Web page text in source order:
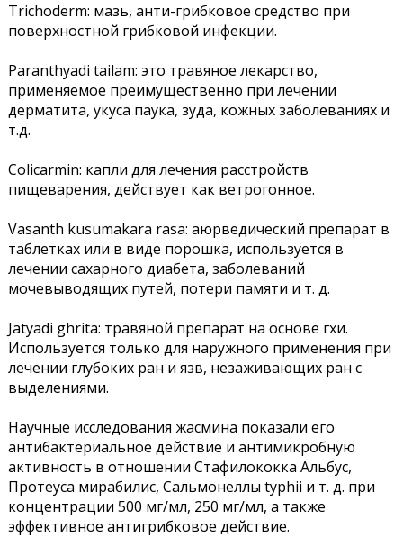
Trichoderm: мазь, анти-грибковое средство при
поверхностной грибковой инфекции.
Paranthyadi tailam: это травяное лекарство,
применяемое преимущественно при лечении
дерматита, укуса паука, зуда, кожных заболеваниях и
т.д.
Colicarmin: капли для лечения расстройств
пищеварения, действует как ветрогонное.
Vasanth kusumakara rasa: аюрведический препарат в
таблетках или в виде порошка, используется в
лечении сахарного диабета, заболеваний
мочевыводящих путей, потери памяти и т. д.
Jatyadi ghrita: травяной препарат на основе гхи.
Используется только для наружного применения при
лечении глубоких ран и язв, незаживающих ран с
выделениями.
Научные исследования жасмина показали его
антибактериальное действие и антимикробную
активность в отношении Стафилококка Альбус,
Протеуса мирабилис, Сальмонеллы typhii и т. д. при
концентрации 500 мг/мл, 250 мг/мл, а также
эффективное антигрибковое действие.